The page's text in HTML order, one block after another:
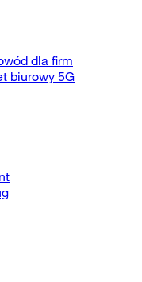
dla firm
biurowy 5G